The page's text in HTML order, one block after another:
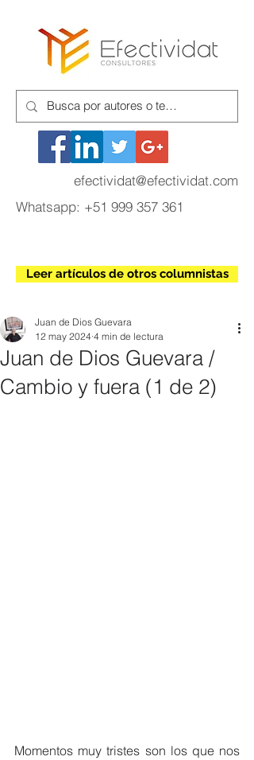
efectividat@efectividat.com
Whatsapp: +51 999 357 361
Leer artículos de otros columnistas
Juan de Dios Guevara /
Cambio y fuera (1 de 2)
Juan de Dios Guevara
12 may 2024 4 min de lectura
Momentos muy tristes son los que nos